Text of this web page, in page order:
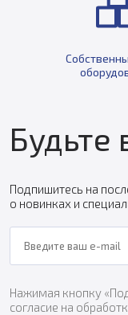
Будьте
Подпишитесь на
о новинках и
Нажимая кнопку
согласие на